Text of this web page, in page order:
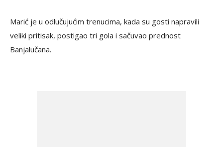
Marić je u odlučujućim trenucima, kada su gosti napravili
veliki pritisak, postigao tri gola i sačuvao prednost
Banjalučana.